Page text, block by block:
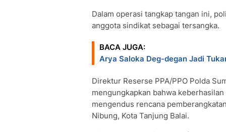
Dalam operasi tangkap tangan ini,
anggota sindikat sebagai tersangka.
BACA JUGA:
Arya Saloka Deg-degan Jadi
Direktur Reserse PPA/PPO Polda
mengungkapkan bahwa
mengendus rencana
Nibung, Kota Tanjung Balai.